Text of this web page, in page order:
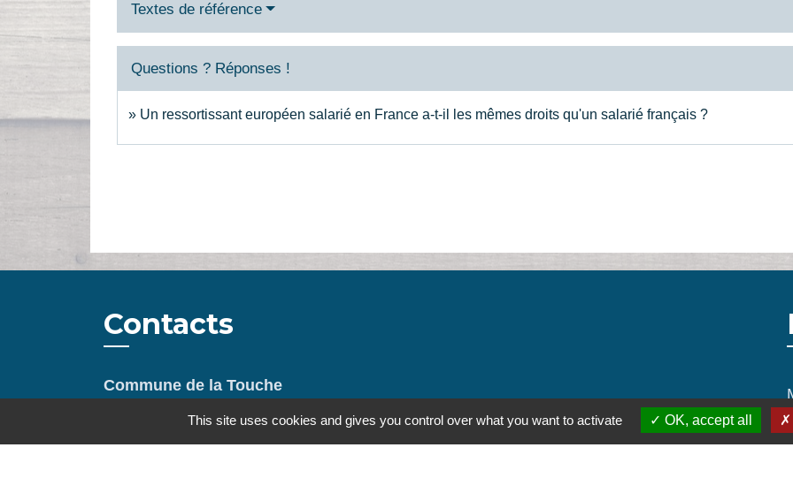
Textes de référence
Questions ? Réponses !
Un ressortissant européen salarié en France a-t-il les mêmes droits qu'un salarié français ?
Contacts
Commune de la Touche
This site uses cookies and gives you control over what you want to activate OK, accept all